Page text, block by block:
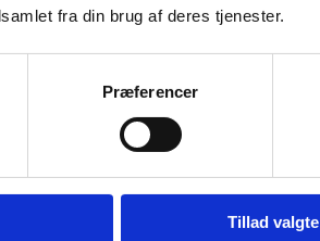
fra din brug af deres tjenester.
Præferencer
Tillad valgte